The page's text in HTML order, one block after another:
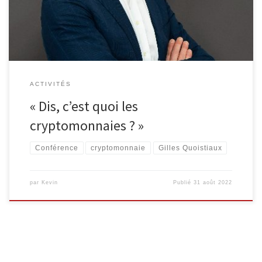
courte et concise pour laisser la place aux questions du public ainsi
qu’aux dédicaces. […]
ACTIVITÉS
« Dis, c’est quoi les
cryptomonnaies ? »
Conférence cryptomonnaie Gilles Quoistiaux
par Kevin Publié31 août 2022